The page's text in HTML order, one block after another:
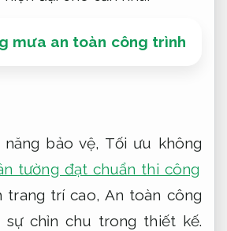
mưa an toàn công trình
bảo vệ, Tối ưu không
tường đạt chuẩn thi công
trang trí cao, An toàn công
sự chỉn chu trong thiết kế.